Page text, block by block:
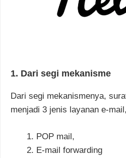
1. Dari segi mekanisme
Dari segi mekanismenya,
menjadi 3 jenis layanan e-
POP mail,
E-mail forwarding